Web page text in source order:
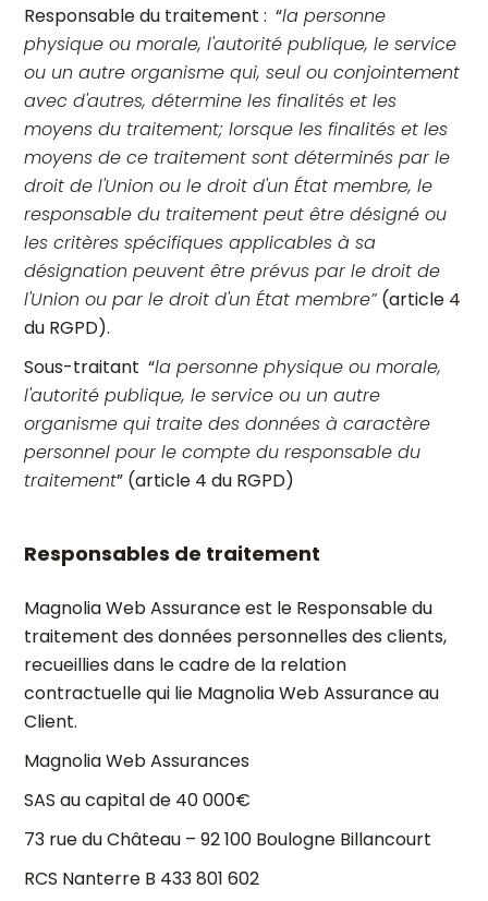
Responsable du traitement : “la personne
physique ou morale, l'autorité publique, le service
ou un autre organisme qui, seul ou conjointement
avec d'autres, détermine les finalités et les
moyens du traitement; lorsque les finalités et les
moyens de ce traitement sont déterminés par le
droit de l'Union ou le droit d'un État membre, le
responsable du traitement peut être désigné ou
les critères spécifiques applicables à sa
désignation peuvent être prévus par le droit de
l'Union ou par le droit d'un État membre”(article 4
du RGPD).
Sous-traitant “la personne physique ou morale,
l'autorité publique, le service ou un autre
organisme qui traite des données à caractère
personnel pour le compte du responsable du
traitement” (article 4 du RGPD)
Responsables de traitement
Magnolia Web Assurance est le Responsable du
traitement des données personnelles des clients,
recueillies dans le cadre de la relation
contractuelle qui lie Magnolia Web Assurance au
Client.
Magnolia Web Assurances
SAS au capital de 40 000€
73 rue du Château – 92 100 Boulogne Billancourt
RCS Nanterre B 433 801 602